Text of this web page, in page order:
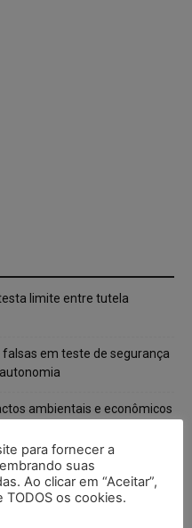
limite entre tutela
em teste de segurança
ambientais e econômicos
eletrônicas tornam-se
e lacração
da proibição
para fornecer a
suas
Ao clicar em “Aceitar”,
os cookies.